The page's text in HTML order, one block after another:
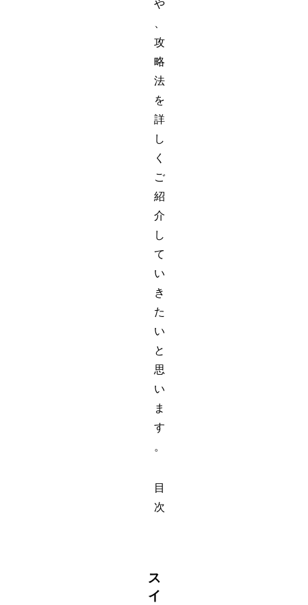
や
攻
略
法
を
詳
し
く
ご
紹
介
し
て
い
き
た
い
と
思
い
ま
す
。
目
次
ス
イ